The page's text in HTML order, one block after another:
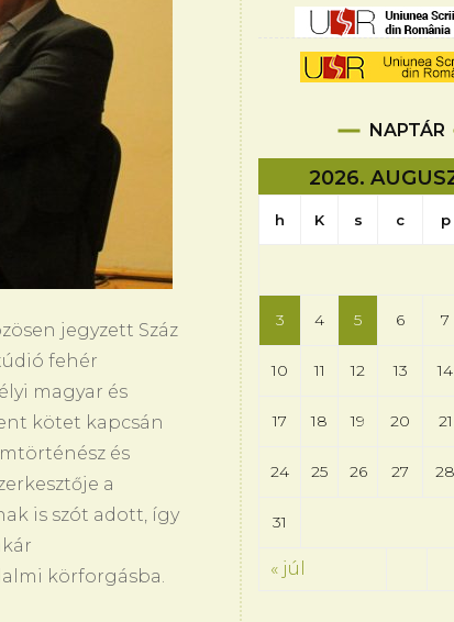
jegyzett Száz
fehér
magyar és
kötet kapcsán
és
a
is szót adott, így
körforgásba.
NAPTÁR
2026.
h K s c p
3 4 5 6 7
10 11 12 13 14
17 18 19 20 21
24 25 26 27 28
31
« júl